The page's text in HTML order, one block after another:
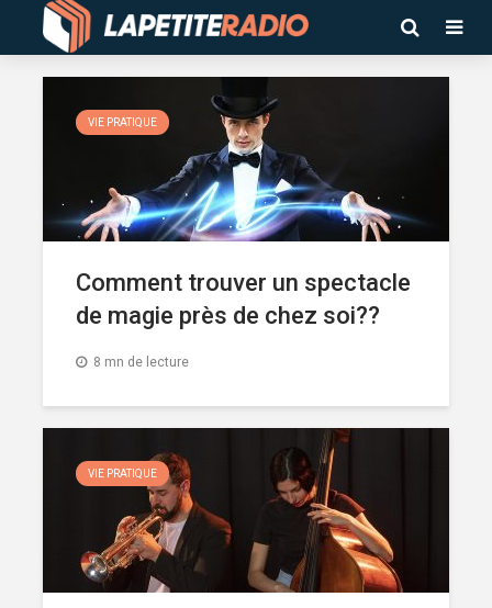
VIE PRATIQUE
Comment trouver un spectacle
de magie près de chez soi??
8 mn de lecture
VIE PRATIQUE